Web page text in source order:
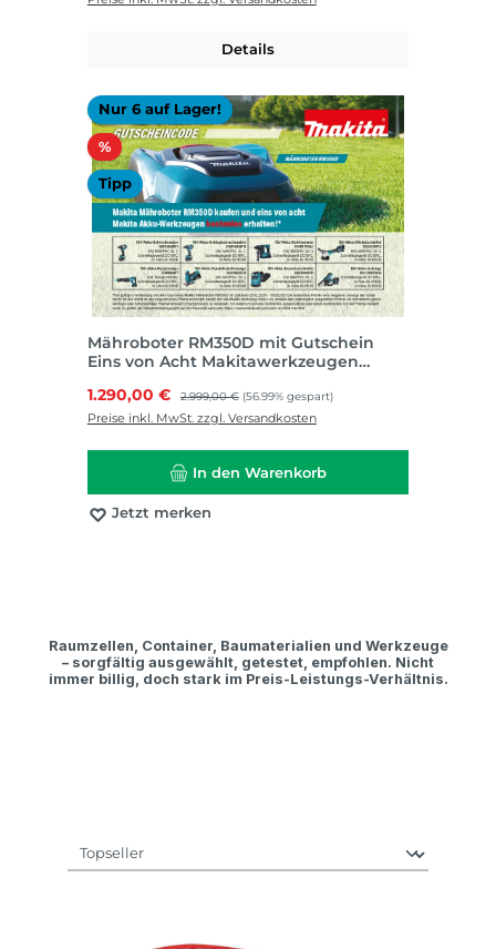
Details
Nur 6 auf Lager!
%Rabatt
Tipp
Mähroboter RM350D mit Gutschein
Eins von Acht Makitawerkzeugen
Verkaufspreis:
1.290,00 € Regulärer Preis:
2.999,00 € (56.99% gespart)
Preise inkl. MwSt. zzgl. Versandkosten
In den Warenkorb
Jetzt merken
Raumzellen, Container, Baumaterialien und Werkzeuge
– sorgfältig ausgewählt, getestet, empfohlen. Nicht
immer billig, doch stark im Preis-Leistungs-Verhältnis.